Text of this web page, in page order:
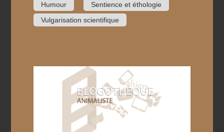
Humour
Sentience et éthologie
Vulgarisation scientifique